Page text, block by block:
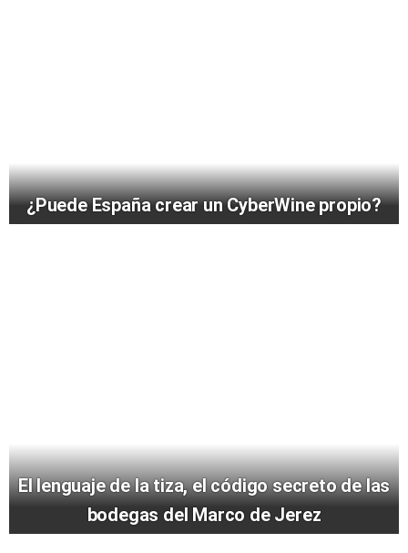
¿Puede España crear un CyberWine propio?
El lenguaje de la tiza, el código secreto de las
bodegas del Marco de Jerez